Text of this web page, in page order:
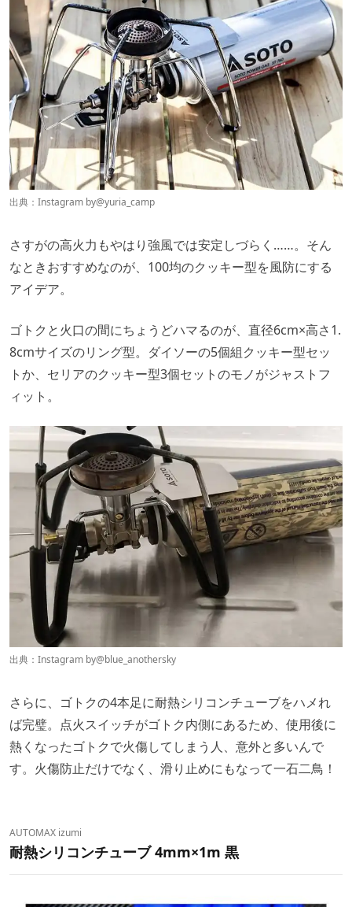
出典：Instagram by@yuria_camp
さすがの高火力もやはり強風では安定しづらく……。そん
なときおすすめなのが、100均のクッキー型を風防にする
アイデア。
ゴトクと火口の間にちょうどハマるのが、直径6cm×高さ1.
8cmサイズのリング型。ダイソーの5個組クッキー型セッ
トか、セリアのクッキー型3個セットのモノがジャストフ
ィット。
出典：Instagram by@blue_anothersky
さらに、ゴトクの4本足に耐熱シリコンチューブをハメれ
ば完璧。点火スイッチがゴトク内側にあるため、使用後に
熱くなったゴトクで火傷してしまう人、意外と多いんで
す。火傷防止だけでなく、滑り止めにもなって一石二鳥！
AUTOMAX izumi
耐熱シリコンチューブ 4mm×1m 黒